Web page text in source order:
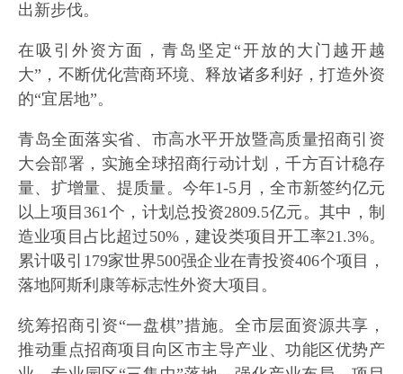
出新步伐。
在吸引外资方面，青岛坚定“开放的大门越开越
大”，不断优化营商环境、释放诸多利好，打造外资
的“宜居地”。
青岛全面落实省、市高水平开放暨高质量招商引资
大会部署，实施全球招商行动计划，千方百计稳存
量、扩增量、提质量。今年1-5月，全市新签约亿元
以上项目361个，计划总投资2809.5亿元。其中，制
造业项目占比超过50%，建设类项目开工率21.3%。
累计吸引179家世界500强企业在青投资406个项目，
落地阿斯利康等标志性外资大项目。
统筹招商引资“一盘棋”措施。全市层面资源共享，
推动重点招商项目向区市主导产业、功能区优势产